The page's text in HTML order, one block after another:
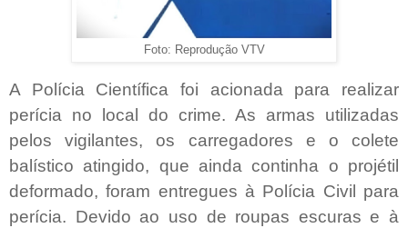
Foto: Reprodução VTV
A Polícia Científica foi acionada para realizar
perícia no local do crime. As armas utilizadas
pelos vigilantes, os carregadores e o colete
balístico atingido, que ainda continha o projétil
deformado, foram entregues à Polícia Civil para
perícia. Devido ao uso de roupas escuras e à